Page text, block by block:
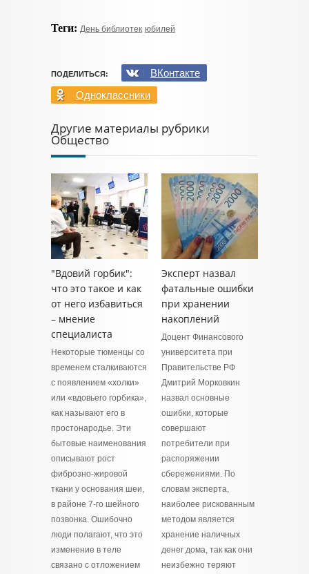
Теги: День библиотек юбилей
ПОДЕЛИТЬСЯ:
ВКонтакте
Одноклассники
Другие материалы рубрики
Общество
"Вдовий горбик":
что это такое и как
от него избавиться
– мнение
специалиста
Некоторые тюменцы со
временем сталкиваются
с появлением «холки»
или «вдовьего горбика»,
как называют его в
простонародье. Эти
бытовые наименования
описывают рост
фиброзно‑жировой
ткани у основания шеи,
в районе 7‑го шейного
позвонка. Ошибочно
люди полагают, что это
изменение в теле
связано с отложением
Эксперт назвал
фатальные ошибки
при хранении
накоплений
Доцент Финансового
университета при
Правительстве РФ
Дмитрий Морковкин
назвал основные
ошибки, которые
совершают
потребители при
распоряжении
сбережениями. По
словам эксперта,
наиболее рискованным
методом является
хранение наличных
денег дома, так как они
неизбежно теряют